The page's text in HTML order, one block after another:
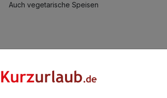
Auch vegetarische Speisen